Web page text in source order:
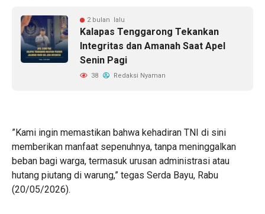
2 bulan lalu
Kalapas Tenggarong Tekankan
Integritas dan Amanah Saat Apel
Senin Pagi
38 Redaksi Nyaman
​”Kami ingin memastikan bahwa kehadiran TNI di sini
memberikan manfaat sepenuhnya, tanpa meninggalkan
beban bagi warga, termasuk urusan administrasi atau
hutang piutang di warung,” tegas Serda Bayu, Rabu
(20/05/2026).